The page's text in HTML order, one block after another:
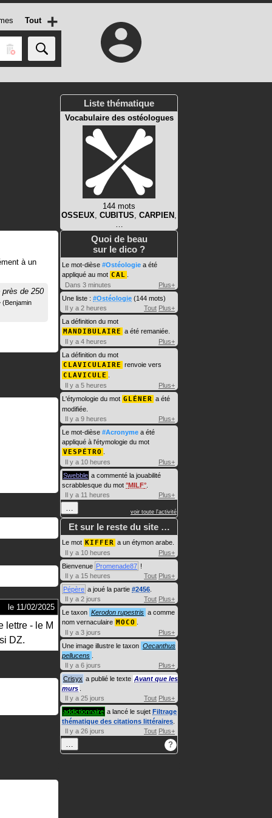
Tout +
à un
de 250
Benjamin
le 11/02/2025
lettre - le M
DZ.
Liste thématique
Vocabulaire des ostéologues
144 mots
OSSEUX, CUBITUS, CARPIEN ,
…
Quoi de beau
sur le dico ?
Le mot-dièse #Ostéologie a été
appliqué au mot CAL
Dans 3 minutes
Plus+
Une liste : #Ostéologie (144 mots)
Il y a 2 heures
Tout Plus+
La définition du mot
MANDIBULAIRE a été remaniée.
Il y a 4 heures
Plus+
La définition du mot
CLAVICULAIRE renvoie vers
CLAVICULE
Il y a 5 heures
Plus+
L'étymologie du mot GLÉNER a été
modifiée.
Il y a 9 heures
Plus+
Le mot-dièse #Acronyme a été
appliqué à l'étymologie du mot
VESPÉTRO
Il y a 10 heures
Plus+
Swebble a commenté la jouabilité
scrabblesque du mot MILF
Il y a 11 heures
Plus+
… voir toute l'activité
Et sur le reste du site …
Le mot KIFFER a un étymon arabe.
Il y a 10 heures
Plus+
Bienvenue Promenade87 !
Il y a 15 heures
Tout Plus+
Pépère a joué la partie #2456
Il y a 2 jours
Tout Plus+
Le taxon Kerodon rupestris a comme
nom vernaculaire MOCO
Il y a 3 jours
Plus+
Une image illustre le taxon Oecanthus
pellucens
Il y a 6 jours
Plus+
Crisyx a publié le texte Avant que les
murs
Il y a 25 jours
Tout Plus+
addictionnaire a lancé le sujet Filtrage
thématique des citations littéraires
Il y a 26 jours
Tout Plus+
… ?